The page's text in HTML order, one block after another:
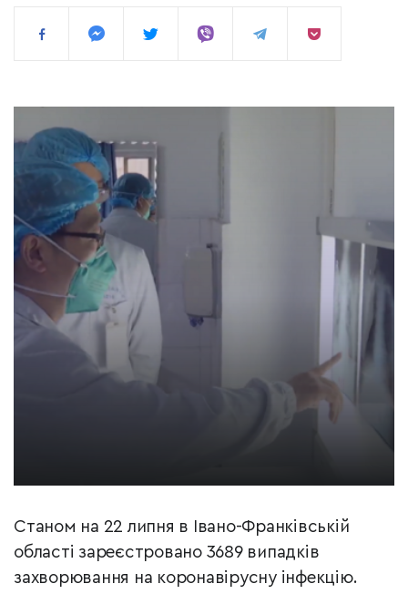
Станом на 22 липня в Івано-Франківській
області зареєстровано 3689 випадків
захворювання на коронавірусну інфекцію.